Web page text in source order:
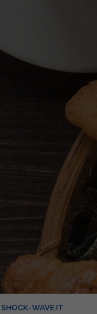
SHOCK-WAVE.IT